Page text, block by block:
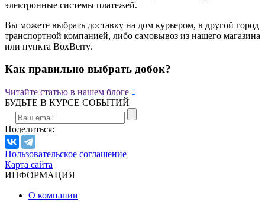
электронные системы платежей.
Вы можете выбрать доставку на дом курьером, в другой город
транспортной компанией, либо самовывоз из нашего магазина
или пункта BoxBerry.
Как правильно выбрать добок?
Читайте статью в нашем блоге 
БУДЬТЕ В КУРСЕ СОБЫТИЙ
Поделиться:
Пользовательское соглашение
Карта сайта
ИНФОРМАЦИЯ
О компании